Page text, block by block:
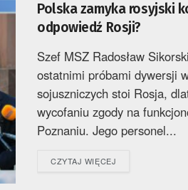
Polska zamyka rosyjski
odpowiedź Rosji?
Szef MSZ Radosław
ostatnimi próbami dywersji
sojuszniczych stoi Rosja,
wycofaniu zgody na
Poznaniu. Jego personel...
CZYTAJ WIĘCEJ